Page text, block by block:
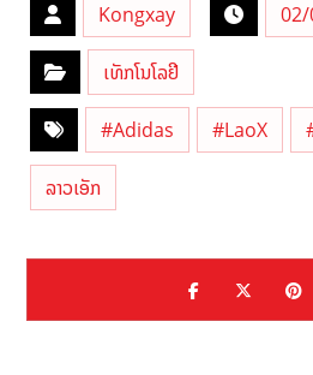
Kongxay
ເທັກໂນໂລຢີ
#Adidas #LaoX
ລາວເອັກ